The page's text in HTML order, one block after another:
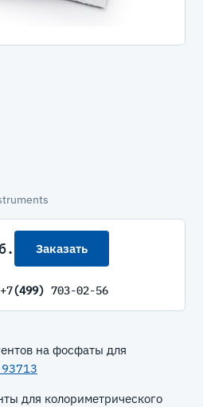
Заказать
(499) 703-02-56
на фосфаты для
для колориметрического